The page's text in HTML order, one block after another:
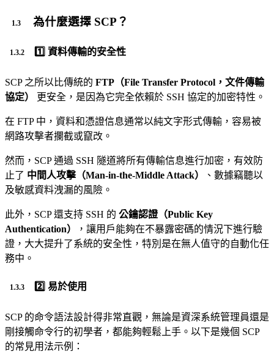
為什麼選擇 SCP？
1️⃣ 資料傳輸的安全性
SCP 之所以比傳統的 FTP（File Transfer Protocol，文件傳輸
協定）
更安全，是因為它完全依賴於 SSH 協定的加密特性。
在 FTP 中，資料和憑證信息通常以純文字形式傳輸，容易被
網路攻擊者攔截或竄改。
然而，SCP 通過 SSH 隧道將所有傳輸信息進行加密，有效防
止了 中間人攻擊（Man-in-the-Middle Attack）
、數據竊聽以
及敏感資料洩漏的風險。
此外，SCP 還支持 SSH 的 公鑰認證（Public Key
Authentication）
，讓用戶能夠在不暴露密碼的情況下進行驗
證，大大提升了系統的安全性，特別是在無人值守的自動化任
務中。
2️⃣ 易於使用
SCP 的命令語法設計得非常直觀，無論是資深系統管理員還是
剛接觸命令行的初學者，都能夠輕鬆上手。以下是幾個 SCP
的常見用法示例：